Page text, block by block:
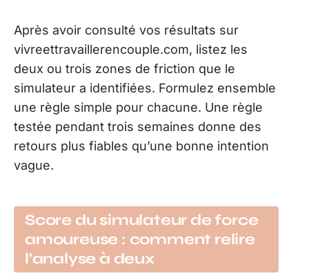
Après avoir consulté vos résultats sur
vivreettravaillerencouple.com, listez les
deux ou trois zones de friction que le
simulateur a identifiées. Formulez ensemble
une règle simple pour chacune. Une règle
testée pendant trois semaines donne des
retours plus fiables qu’une bonne intention
vague.
Score du simulateur de force
amoureuse : comment relire
l’analyse à deux